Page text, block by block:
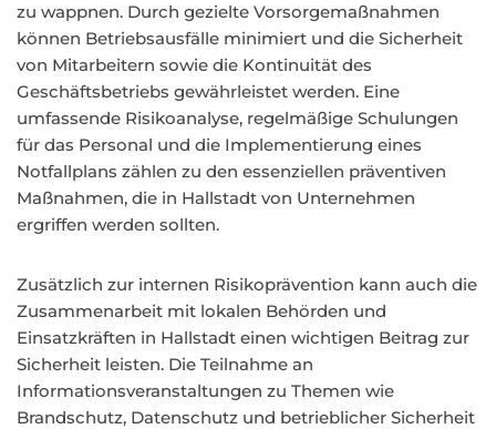
zu wappnen. Durch gezielte Vorsorgemaßnahmen
können Betriebsausfälle minimiert und die Sicherheit
von Mitarbeitern sowie die Kontinuität des
Geschäftsbetriebs gewährleistet werden. Eine
umfassende Risikoanalyse, regelmäßige Schulungen
für das Personal und die Implementierung eines
Notfallplans zählen zu den essenziellen präventiven
Maßnahmen, die in Hallstadt von Unternehmen
ergriffen werden sollten.
Zusätzlich zur internen Risikoprävention kann auch die
Zusammenarbeit mit lokalen Behörden und
Einsatzkräften in Hallstadt einen wichtigen Beitrag zur
Sicherheit leisten. Die Teilnahme an
Informationsveranstaltungen zu Themen wie
Brandschutz, Datenschutz und betrieblicher Sicherheit